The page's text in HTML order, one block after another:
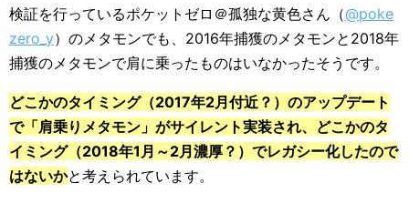
検証を行っているポケットゼロ＠孤独な黄色さん（@poke
zero_y）のメタモンでも、2016年捕獲のメタモンと2018年
捕獲のメタモンで肩に乗ったものはいなかったそうです。
どこかのタイミング（2017年2月付近？）のアップデート
で「肩乗りメタモン」がサイレント実装され、どこかのタ
イミング（2018年1月～2月濃厚？）でレガシー化したので
はないかと考えられています。